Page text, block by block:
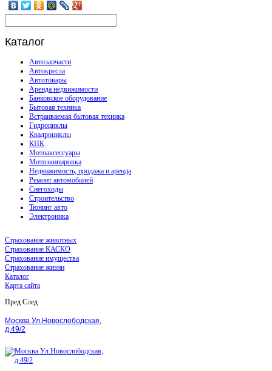
Каталог
Автозапчасти
Автокресла
Автотовары
Аренда недвижимости
Банковское оборудование
Бытовая техника
Встраиваемая бытовая техника
Гидроциклы
Квадроциклы
КПК
Мотоаксессуары
Мотоэкипировка
Недвижимость, продажа и аренда
Ремонт автомобилей
Снегоходы
Строительство
Тюнинг авто
Электроника
Страхование животных
Страхование КАСКО
Страхование имущества
Страхование жизни
Каталог
Карта сайта
Пред След
Москва Ул.Новослободская,
д.49/2